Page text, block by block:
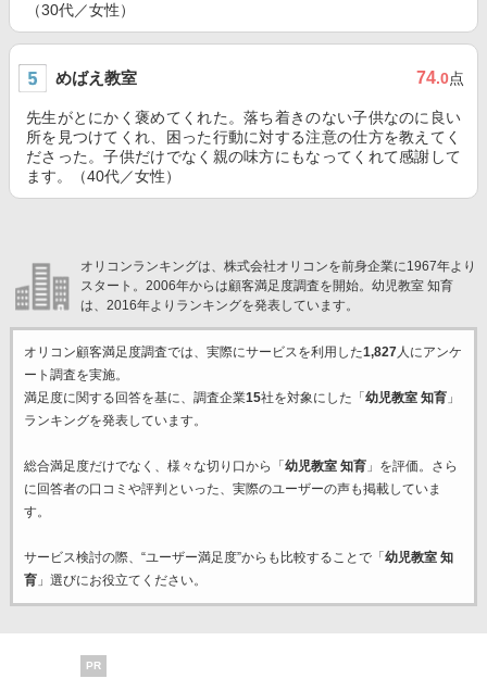
（30代／女性）
めばえ教室 74.0点
先生がとにかく褒めてくれた。落ち着きのない子供なのに良い
所を見つけてくれ、困った行動に対する注意の仕方を教えてく
ださった。子供だけでなく親の味方にもなってくれて感謝して
ます。（40代／女性）
オリコンランキングは、株式会社オリコンを前身企業に1967年より
スタート。2006年からは顧客満足度調査を開始。幼児教室 知育
は、2016年よりランキングを発表しています。
オリコン顧客満足度調査では、実際にサービスを利用した1,827人にアンケ
ート調査を実施。
満足度に関する回答を基に、調査企業15社を対象にした「 幼児教室 知育」
ランキングを発表しています。
総合満足度だけでなく、様々な切り口から「 幼児教室 知育」を評価。さら
に回答者の口コミや評判といった、実際のユーザーの声も掲載していま
す。
サービス検討の際、“ユーザー満足度”からも比較することで「 幼児教室 知
育」選びにお役立てください。
PR